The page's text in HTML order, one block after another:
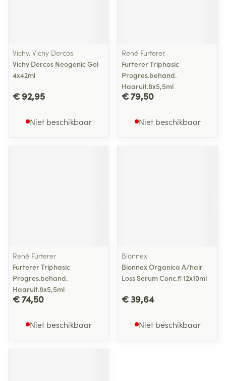
Vichy, Vichy Dercos
Vichy Dercos Neogenic Gel
4x42ml
€ 92,95
Niet beschikbaar
René Furterer
Furterer Triphasic
Progres.behand.
Haaruit.8x5,5ml
€ 79,50
Niet beschikbaar
René Furterer
Furterer Triphasic
Progres.behand.
Haaruit.8x5,5ml
€ 74,50
Niet beschikbaar
Bionnex
Bionnex Organica A/hair
Loss Serum Conc.fl 12x10ml
€ 39,64
Niet beschikbaar